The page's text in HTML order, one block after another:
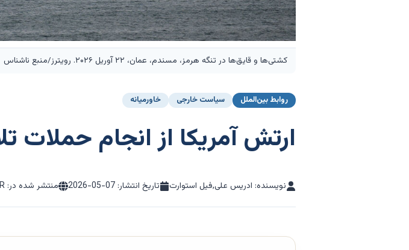
کشتی‌ها و قایق‌ها در تنگه هرمز، مسندم، عمان، ۲۲ آوریل ۲۰۲۶. رویترز/منبع ناشناس
روابط بین‌الملل سیاست خارجی خاورمیانه
ارتش آمریکا از انجام حملات
نویسنده: ادریس علی,فیل استوارت تاریخ انتشار: 2026-05-07 منتشر شده در: AL-MONITOR